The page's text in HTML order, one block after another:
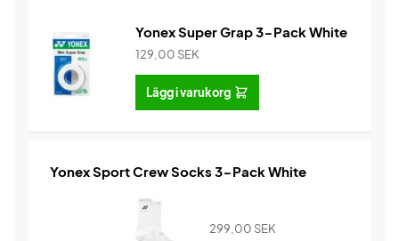
Yonex Super Grap 3-Pack White
129,00 SEK
Lägg i varukorg
Yonex Sport Crew Socks 3-Pack White
299,00 SEK